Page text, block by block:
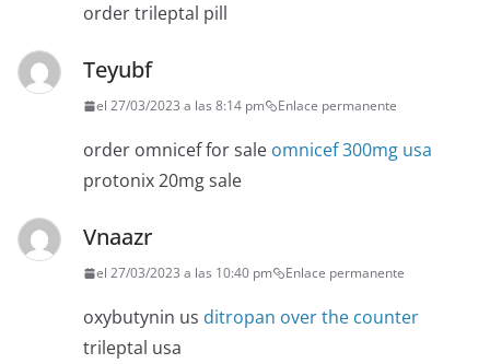
order trileptal pill
Teyubf
el 27/03/2023 a las 8:14 pm Enlace permanente
order omnicef for sale omnicef 300mg usa
protonix 20mg sale
Vnaazr
el 27/03/2023 a las 10:40 pm Enlace permanente
oxybutynin us ditropan over the counter
trileptal usa